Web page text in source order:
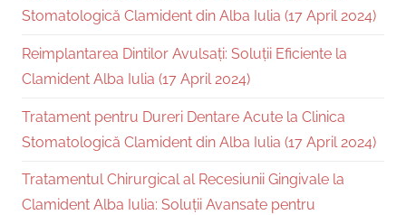
Stomatologică Clamident din Alba Iulia (17 April 2024)
Reimplantarea Dintilor Avulsați: Soluții Eficiente la
Clamident Alba Iulia (17 April 2024)
Tratament pentru Dureri Dentare Acute la Clinica
Stomatologică Clamident din Alba Iulia (17 April 2024)
Tratamentul Chirurgical al Recesiunii Gingivale la
Clamident Alba Iulia: Soluții Avansate pentru